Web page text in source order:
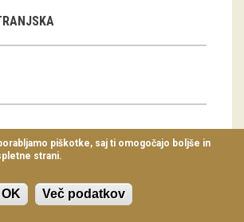
piškotke, saj ti omogočajo boljše in
strani.
OK Več podatkov